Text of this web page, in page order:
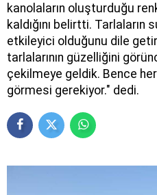
kanolaların oluşturduğu
kaldığını belirtti. Tarlaların
etkileyici olduğunu dile
tarlalarının güzelliğini
çekilmeye geldik. Bence
görmesi gerekiyor." dedi.